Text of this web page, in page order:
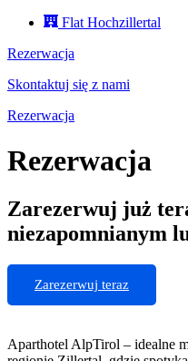
Flat Hochzillertal
Rezerwacja
Skontaktuj się z nami
Rezerwacja
Rezerwacja
Zarezerwuj już
niezapomnianym
Zarezerwuj teraz
Aparthotel AlpTirol – idealne